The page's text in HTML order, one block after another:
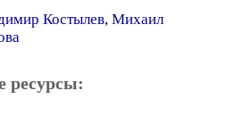
Костылев, Михаил
ресурсы: